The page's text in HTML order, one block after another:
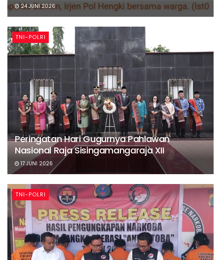
24 JUNI 2026
TNI-POLRI
Peringatan Hari Gugurnya Pahlawan
Nasional Raja Sisingamangaraja XII
17 JUNI 2026
TNI-POLRI